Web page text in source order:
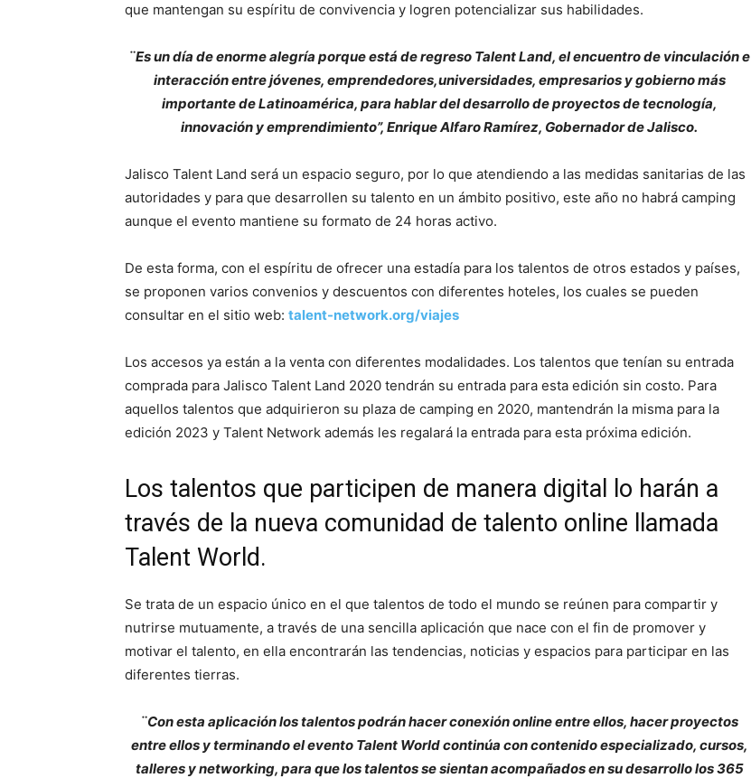
que mantengan su espíritu de convivencia y logren potencializar sus habilidades.
¨Es un día de enorme alegría porque está de regreso Talent Land, el encuentro de vinculación e
interacción entre jóvenes, emprendedores,universidades, empresarios y gobierno más
importante de Latinoamérica, para hablar del desarrollo de proyectos de tecnología,
innovación y emprendimiento”, Enrique Alfaro Ramírez, Gobernador de Jalisco.
Jalisco Talent Land será un espacio seguro, por lo que atendiendo a las medidas sanitarias de las
autoridades y para que desarrollen su talento en un ámbito positivo, este año no habrá camping
aunque el evento mantiene su formato de 24 horas activo.
De esta forma, con el espíritu de ofrecer una estadía para los talentos de otros estados y países,
se proponen varios convenios y descuentos con diferentes hoteles, los cuales se pueden
consultar en el sitio web: talent-network.org/viajes
Los accesos ya están a la venta con diferentes modalidades. Los talentos que tenían su entrada
comprada para Jalisco Talent Land 2020 tendrán su entrada para esta edición sin costo. Para
aquellos talentos que adquirieron su plaza de camping en 2020, mantendrán la misma para la
edición 2023 y Talent Network además les regalará la entrada para esta próxima edición.
Los talentos que participen de manera digital lo harán a
través de la nueva comunidad de talento online llamada
Talent World.
Se trata de un espacio único en el que talentos de todo el mundo se reúnen para compartir y
nutrirse mutuamente, a través de una sencilla aplicación que nace con el fin de promover y
motivar el talento, en ella encontrarán las tendencias, noticias y espacios para participar en las
diferentes tierras.
¨Con esta aplicación los talentos podrán hacer conexión online entre ellos, hacer proyectos
entre ellos y terminando el evento Talent World continúa con contenido especializado, cursos,
talleres y networking, para que los talentos se sientan acompañados en su desarrollo los 365